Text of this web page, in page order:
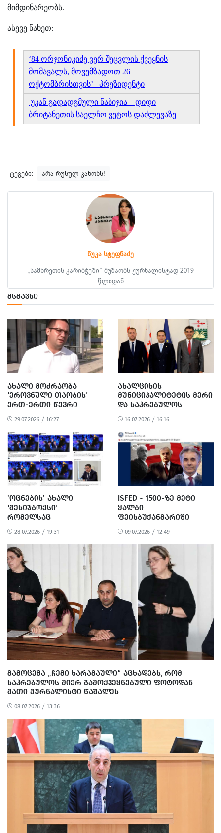
მიმდინარეობს.
ასევე ნახეთ:
‘84 ორჯონიკიძე ვერ შეცვლის ქვეყნის
მომავალს, მოვემზადოთ 26
ოქტომბრისთვის’– პრეზიდენტი
უკან გადადგმული ნაბიჯია – დიდი
ბრიტანეთის საელჩო ვეტოს დაძლევაზე
ტეგები: არა რუსულ კანონს!
ნუკა სტეფნაძე
„სამხრეთის კარიბჭეში“ მუშაობს ჟურნალისტად 2019
წლიდან
ᲛᲡᲒᲐᲕᲡᲘ
ᲐᲮᲐᲚᲘ ᲛᲝᲫᲠᲐᲝᲑᲐ
‘ᲔᲠᲝᲕᲜᲣᲚᲘ ᲗᲐᲝᲑᲘᲡ’
ᲔᲠᲗ-ᲔᲠᲗᲘ ᲬᲔᲕᲠᲘ
ᲗᲑᲘᲚᲘᲡᲘᲡ ᲛᲔᲠᲘᲘᲡ
ᲗᲐᲜᲐᲛᲨᲠᲝᲛᲔᲚᲘᲐ
29.07.2026 / 16:27
'ᲝᲪᲜᲔᲑᲘᲡ' ᲐᲮᲐᲚᲘ
‘ᲛᲔᲡᲘᲯᲑᲝᲥᲡᲘ’
ᲠᲝᲛᲔᲚᲡᲐᲪ
ᲒᲣᲑᲔᲠᲜᲐᲢᲝᲠᲘ, ᲛᲔᲠᲔᲑᲘ,
ᲛᲐᲗᲘ ᲛᲝᲐᲓᲒᲘᲚᲔᲔᲑᲘ ᲓᲐ
ᲡᲮᲕᲐ ᲗᲐᲜᲐᲛᲨᲠᲝᲛᲚᲔᲑᲘ
ᲐᲖᲘᲐᲠᲔᲑᲔᲜ
28.07.2026 / 19:31
ᲐᲮᲐᲚᲪᲘᲮᲘᲡ
ᲛᲣᲜᲘᲪᲘᲞᲐᲚᲘᲢᲔᲢᲘᲡ ᲛᲔᲠᲘ
ᲓᲐ ᲡᲐᲙᲠᲔᲑᲣᲚᲝᲡ
ᲗᲐᲕᲛᲯᲓᲝᲛᲐᲠᲔ
ᲗᲣᲠᲥᲔᲗᲘᲡ
ᲠᲔᲡᲞᲣᲑᲚᲘᲙᲘᲡ ᲔᲚᲩᲡ
ᲨᲔᲮᲕᲓᲜᲔᲜ
16.07.2026 / 16:16
ISFED - 1500-ᲖᲔ ᲛᲔᲢᲘ
ᲧᲐᲚᲑᲘ
ᲤᲔᲘᲡᲑᲣᲥᲐᲜᲒᲐᲠᲘᲨᲘ
ᲑᲘᲫᲘᲜᲐ ᲘᲕᲐᲜᲘᲨᲕᲘᲚᲘᲡ
ᲛᲮᲐᲠᲓᲐᲡᲐᲭᲔᲠᲐᲓ
09.07.2026 / 12:49
ᲒᲐᲛᲝᲪᲔᲛᲐ „ᲩᲔᲛᲘ ᲮᲐᲠᲐᲒᲐᲣᲚᲘ“ ᲐᲪᲮᲐᲓᲔᲑᲡ, ᲠᲝᲛ
ᲡᲐᲙᲠᲔᲑᲣᲚᲝᲡ ᲛᲘᲔᲠ ᲒᲐᲛᲝᲥᲕᲔᲧᲜᲔᲑᲣᲚᲘ ᲤᲝᲢᲝᲓᲐᲜ
ᲛᲐᲗᲘ ᲟᲣᲠᲜᲐᲚᲘᲡᲢᲘ ᲬᲐᲨᲐᲚᲔᲡ
08.07.2026 / 13:36